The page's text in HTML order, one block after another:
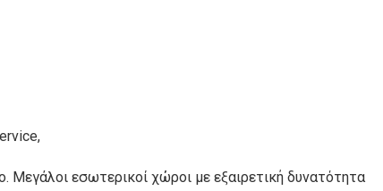
εσωτερικοί χώροι με εξαιρετική δυνατότητα